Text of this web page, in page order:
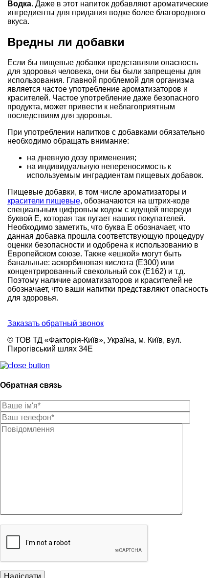
Водка. Даже в этот напиток добавляют ароматические
ингредиенты для придания водке более благородного
вкуса.
Вредны ли добавки
Если бы пищевые добавки представляли опасность
для здоровья человека, они бы были запрещены для
использования. Главной проблемой для организма
является частое употребление ароматизаторов и
красителей. Частое употребление даже безопасного
продукта, может привести к неблагоприятным
последствиям для здоровья.
При употреблении напитков с добавками обязательно
необходимо обращать внимание:
на дневную дозу применения;
на индивидуальную непереносимость к
используемым инградиентам пищевых добавок.
Пищевые добавки, в том числе ароматизаторы и
красители пищевые, обозначаются на штрих-коде
специальным цифровым кодом с идущей впереди
буквой Е, которая так пугает наших покупателей.
Необходимо заметить, что буква Е обозначает, что
данная добавка прошла соответствующую процедуру
оценки безопасности и одобрена к использованию в
Европейском союзе. Также «ешкой» могут быть
банальные: аскорбиновая кислота (Е300) или
концентрированный свекольный сок (Е162) и т.д.
Поэтому наличие ароматизаторов и красителей не
обозначает, что ваши напитки представляют опасность
для здоровья.
Заказать обратный звонок
© ТОВ ТД «Факторія-Київ», Україна, м. Київ, вул.
Пирогівський шлях 34Е
Обратная связь